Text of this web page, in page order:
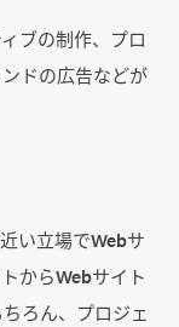
ブの制作、プロ
ドの広告などが
い立場でWebサ
からWebサイト
ろん、プロジェ